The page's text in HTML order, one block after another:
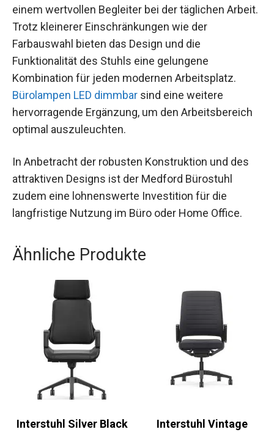
einem wertvollen Begleiter bei der täglichen Arbeit.
Trotz kleinerer Einschränkungen wie der
Farbauswahl bieten das Design und die
Funktionalität des Stuhls eine gelungene
Kombination für jeden modernen Arbeitsplatz.
Bürolampen LED dimmbar sind eine weitere
hervorragende Ergänzung, um den Arbeitsbereich
optimal auszuleuchten.
In Anbetracht der robusten Konstruktion und des
attraktiven Designs ist der Medford Bürostuhl
zudem eine lohnenswerte Investition für die
langfristige Nutzung im Büro oder Home Office.
Ähnliche Produkte
Interstuhl Silver Black
Interstuhl Vintage